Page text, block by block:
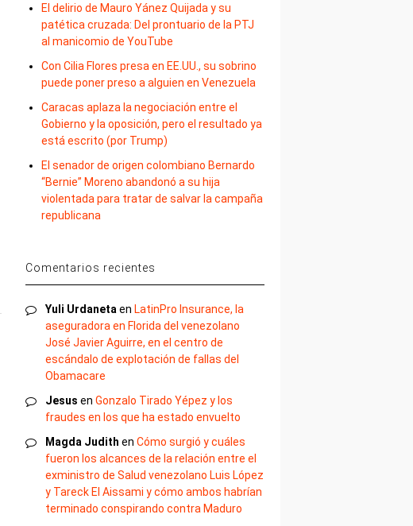
El delirio de Mauro Yánez Quijada y su
patética cruzada: Del prontuario de la PTJ
al manicomio de YouTube
Con Cilia Flores presa en EE.UU., su sobrino
puede poner preso a alguien en Venezuela
Caracas aplaza la negociación entre el
Gobierno y la oposición, pero el resultado ya
está escrito (por Trump)
El senador de origen colombiano Bernardo
“Bernie” Moreno abandonó a su hija
violentada para tratar de salvar la campaña
republicana
Comentarios recientes
Yuli Urdaneta en LatinPro Insurance, la
aseguradora en Florida del venezolano
José Javier Aguirre, en el centro de
escándalo de explotación de fallas del
Obamacare
Jesus enGonzalo Tirado Yépez y los
fraudes en los que ha estado envuelto
Magda Judith enCómo surgió y cuáles
fueron los alcances de la relación entre el
exministro de Salud venezolano Luis López
y Tareck El Aissami y cómo ambos habrían
terminado conspirando contra Maduro